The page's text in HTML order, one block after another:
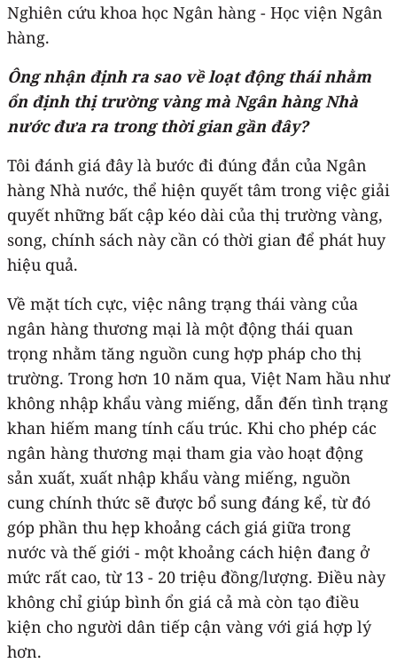
Nghiên cứu khoa học Ngân hàng - Học viện Ngân
hàng.
Ông nhận định ra sao về loạt động thái nhằm
ổn định thị trường vàng mà Ngân hàng Nhà
nước đưa ra trong thời gian gần đây?
Tôi đánh giá đây là bước đi đúng đắn của Ngân
hàng Nhà nước, thể hiện quyết tâm trong việc giải
quyết những bất cập kéo dài của thị trường vàng,
song, chính sách này cần có thời gian để phát huy
hiệu quả.
Về mặt tích cực, việc nâng trạng thái vàng của
ngân hàng thương mại là một động thái quan
trọng nhằm tăng nguồn cung hợp pháp cho thị
trường. Trong hơn 10 năm qua, Việt Nam hầu như
không nhập khẩu vàng miếng, dẫn đến tình trạng
khan hiếm mang tính cấu trúc. Khi cho phép các
ngân hàng thương mại tham gia vào hoạt động
sản xuất, xuất nhập khẩu vàng miếng, nguồn
cung chính thức sẽ được bổ sung đáng kể, từ đó
góp phần thu hẹp khoảng cách giá giữa trong
nước và thế giới - một khoảng cách hiện đang ở
mức rất cao, từ 13 - 20 triệu đồng/lượng. Điều này
không chỉ giúp bình ổn giá cả mà còn tạo điều
kiện cho người dân tiếp cận vàng với giá hợp lý
hơn.